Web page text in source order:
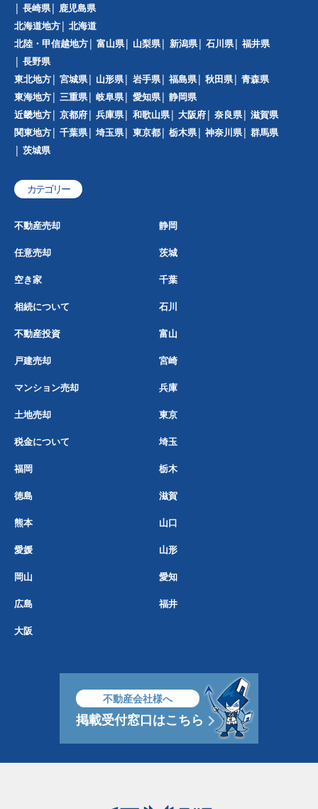
長崎県
鹿児島県
北海道地方
北海道
北陸・甲信越地方
富山県 山梨県 新潟県 石川県
福井県
長野県
東北地方
宮城県 山形県 岩手県 福島県 秋田県
青森県
東海地方
三重県 岐阜県 愛知県
静岡県
近畿地方
京都府 兵庫県 和歌山県 大阪府 奈良県
滋賀県
関東地方
千葉県 埼玉県 東京都 栃木県 神奈川県
群馬県
茨城県
カテゴリー
不動産売却 静岡
任意売却 茨城
空き家 千葉
相続について 石川
不動産投資 富山
戸建売却 宮崎
マンション売却 兵庫
土地売却 東京
税金について 埼玉
福岡 栃木
徳島 滋賀
熊本 山口
愛媛 山形
岡山 愛知
広島 福井
大阪
不動産会社様へ
掲載受付窓口はこちら